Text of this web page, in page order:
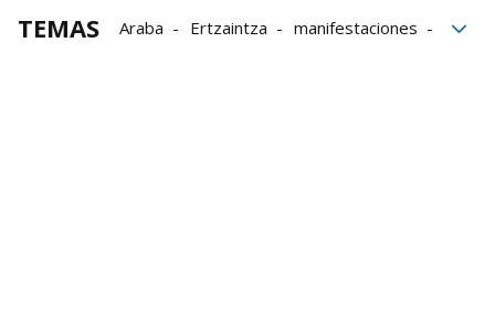
TEMAS Araba Ertzaintza
manifestaciones